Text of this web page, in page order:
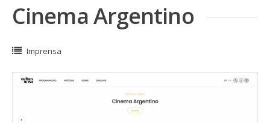
Cinema Argentino
Imprensa